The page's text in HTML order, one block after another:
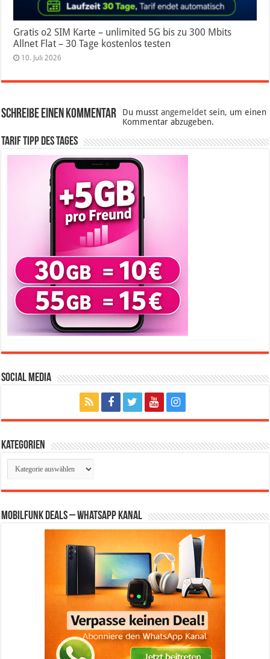
Gratis o2 SIM Karte – unlimited 5G bis zu 300 Mbits
Allnet Flat – 30 Tage kostenlos testen
10. Juli 2026
Schreibe einen Kommentar Du musstangemeldet sein, um einen
Kommentar abzugeben.
Tarif Tipp des Tages
Social Media
Kategorien
Kategorien
Mobilfunk Deals – WhatsApp Kanal